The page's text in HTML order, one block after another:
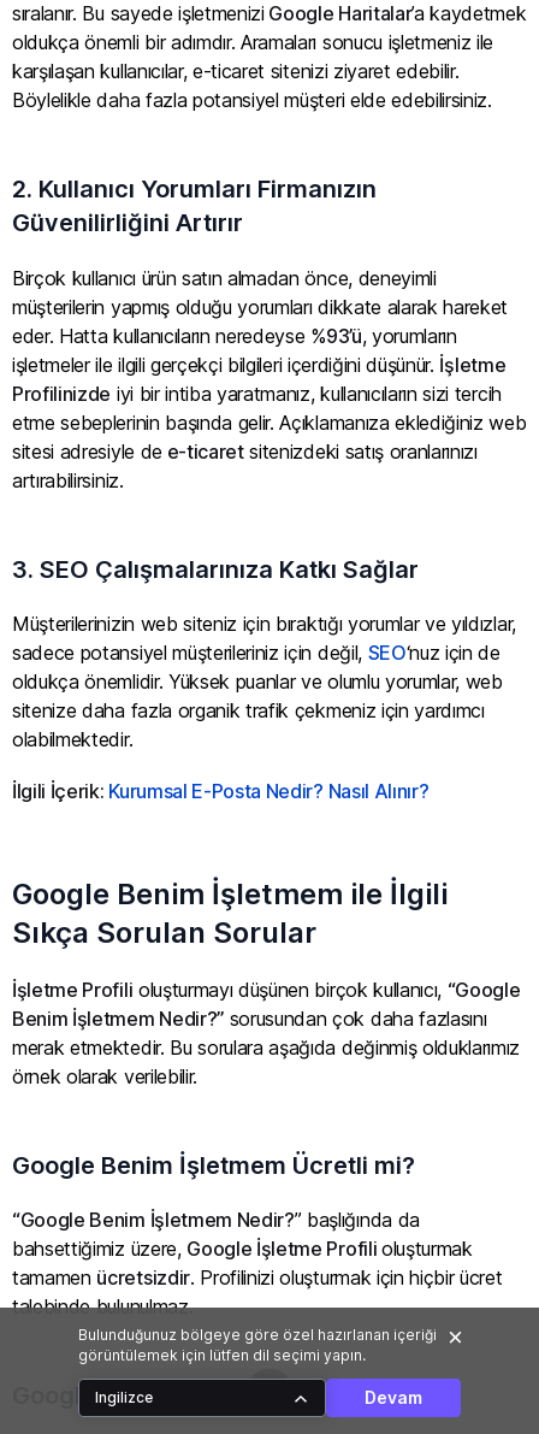
Bulunduğunuz bölgeye göre özel hazırlanan içeriği
görüntülemek için lütfen dil seçimi yapın.
Ingilizce Devam
sıralanır. Bu sayede işletmenizi Google Haritalar’a kaydetmek
oldukça önemli bir adımdır. Aramaları sonucu işletmeniz ile
karşılaşan kullanıcılar, e-ticaret sitenizi ziyaret edebilir.
Böylelikle daha fazla potansiyel müşteri elde edebilirsiniz.
2. Kullanıcı Yorumları Firmanızın
Güvenilirliğini Artırır
Birçok kullanıcı ürün satın almadan önce, deneyimli
müşterilerin yapmış olduğu yorumları dikkate alarak hareket
eder. Hatta kullanıcıların neredeyse %93’ü, yorumların
işletmeler ile ilgili gerçekçi bilgileri içerdiğini düşünür. İşletme
Profilinizde iyi bir intiba yaratmanız, kullanıcıların sizi tercih
etme sebeplerinin başında gelir. Açıklamanıza eklediğiniz web
sitesi adresiyle de e-ticaretsitenizdeki satış oranlarınızı
artırabilirsiniz.
3. SEO Çalışmalarınıza Katkı Sağlar
Müşterilerinizin web siteniz için bıraktığı yorumlar ve yıldızlar,
sadece potansiyel müşterileriniz için değil, SEO‘nuz için de
oldukça önemlidir. Yüksek puanlar ve olumlu yorumlar, web
sitenize daha fazla organik trafik çekmeniz için yardımcı
olabilmektedir.
İlgili İçerik: Kurumsal E-Posta Nedir? Nasıl Alınır?
Google Benim İşletmem ile İlgili
Sıkça Sorulan Sorular
İşletme Profili oluşturmayı düşünen birçok kullanıcı, “Google
Benim İşletmem Nedir?” sorusundan çok daha fazlasını
merak etmektedir. Bu sorulara aşağıda değinmiş olduklarımız
örnek olarak verilebilir.
Google Benim İşletmem Ücretli mi?
“Google Benim İşletmem Nedir?” başlığında da
bahsettiğimiz üzere, Google İşletme Profili oluşturmak
tamamen ücretsizdir. Profilinizi oluşturmak için hiçbir ücret
talebinde bulunulmaz.
Google Benim İşletmem Kaldırıldı mı?